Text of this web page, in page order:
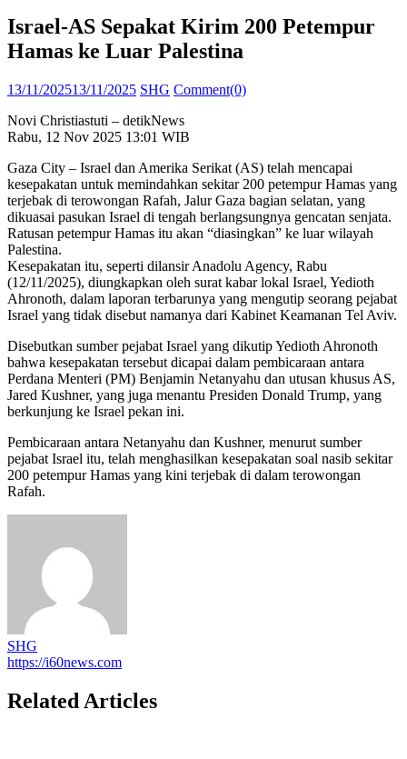
Israel-AS Sepakat Kirim 200 Petempur
Hamas ke Luar Palestina
Posted
13/11/202513/11/2025 Author
SHG Comment(0)
Novi Christiastuti – detikNews
Rabu, 12 Nov 2025 13:01 WIB
Gaza City – Israel dan Amerika Serikat (AS) telah mencapai
kesepakatan untuk memindahkan sekitar 200 petempur Hamas yang
terjebak di terowongan Rafah, Jalur Gaza bagian selatan, yang
dikuasai pasukan Israel di tengah berlangsungnya gencatan senjata.
Ratusan petempur Hamas itu akan “diasingkan” ke luar wilayah
Palestina.
Kesepakatan itu, seperti dilansir Anadolu Agency, Rabu
(12/11/2025), diungkapkan oleh surat kabar lokal Israel, Yedioth
Ahronoth, dalam laporan terbarunya yang mengutip seorang pejabat
Israel yang tidak disebut namanya dari Kabinet Keamanan Tel Aviv.
Disebutkan sumber pejabat Israel yang dikutip Yedioth Ahronoth
bahwa kesepakatan tersebut dicapai dalam pembicaraan antara
Perdana Menteri (PM) Benjamin Netanyahu dan utusan khusus AS,
Jared Kushner, yang juga menantu Presiden Donald Trump, yang
berkunjung ke Israel pekan ini.
Pembicaraan antara Netanyahu dan Kushner, menurut sumber
pejabat Israel itu, telah menghasilkan kesepakatan soal nasib sekitar
200 petempur Hamas yang kini terjebak di dalam terowongan
Rafah.
SHG
https://i60news.com
Related Articles